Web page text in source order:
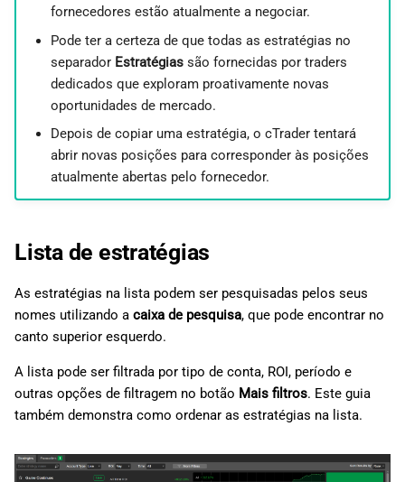
u
s
a
Resumo
Desempenho
Estatísticas de desempenho
Distribuição do volume
Volumes
Transações
Estatísticas do investidor
Símbolos
Histórico
fornecedores estão atualmente a negociar.
Pode ter a certeza de que todas as estratégias no
separador Estratégias são fornecidas por traders
dedicados que exploram proativamente novas
oportunidades de mercado.
Depois de copiar uma estratégia, o cTrader tentará
abrir novas posições para corresponder às posições
atualmente abertas pelo fornecedor.
Lista de estratégias
As estratégias na lista podem ser pesquisadas pelos seus
nomes utilizando a caixa de pesquisa, que pode encontrar no
canto superior esquerdo.
A lista pode ser filtrada por tipo de conta, ROI, período e
outras opções de filtragem no botão Mais filtros. Este guia
também demonstra como ordenar as estratégias na lista.